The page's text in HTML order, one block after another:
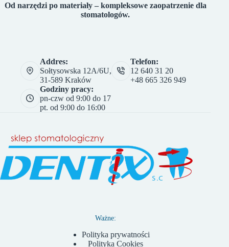
Od narzędzi po materiały – kompleksowe zaopatrzenie dla
stomatologów.
Addres:
Sołtysowska 12A/6U,
31-589 Kraków
Telefon:
12 640 31 20
+48 665 326 949
Godziny pracy:
pn-czw od 9:00 do 17
pt. od 9:00 do 16:00
Ważne:
Polityka prywatności
Polityka Cookies